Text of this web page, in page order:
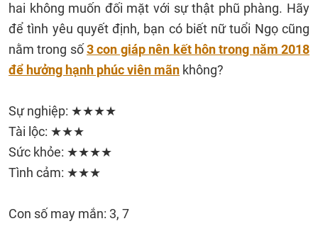
hai không muốn đối mặt với sự thật phũ phàng. Hãy
để tình yêu quyết định, bạn có biết nữ tuổi Ngọ cũng
nằm trong số3 con giáp nên kết hôn trong năm 2018
để hưởng hạnh phúc viên mãn không?
Sự nghiệp: ★★★★
Tài lộc: ★★★
Sức khỏe: ★★★★
Tình cảm: ★★★
Con số may mắn: 3, 7